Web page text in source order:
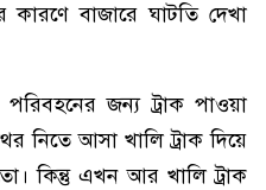
বাজারে ঘাটতি দেখা
পরিবহনের জন্য ট্রাক পাওয়া
নিতে আসা খালি ট্রাক দিয়ে
কিন্তু এখন আর খালি ট্রাক